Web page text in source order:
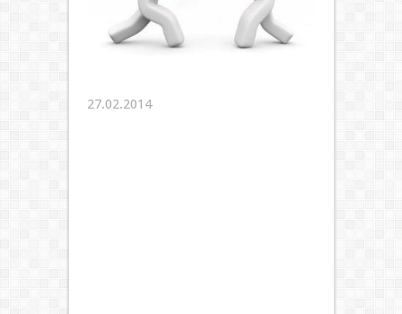
27.02.2014